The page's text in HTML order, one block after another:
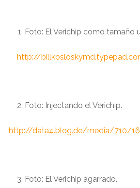
Foto: El Verichip como tamaño
http://
Foto: Injectando el Verichip.
http://data4.blog.de/media/710/
Foto: El Verichip agarrado.